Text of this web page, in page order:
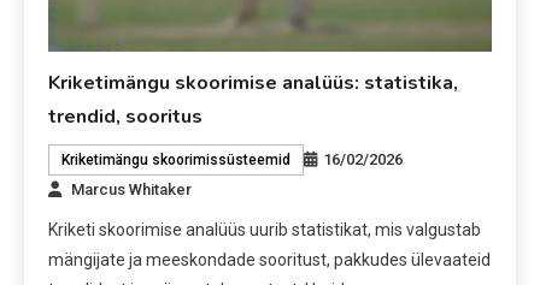
Kriketimängu skoorimise analüüs: statistika,
trendid, sooritus
Kriketimängu skoorimissüsteemid
16/02/2026
Marcus Whitaker
Kriketi skoorimise analüüs uurib statistikat, mis valgustab
mängijate ja meeskondade sooritust, pakkudes ülevaateid